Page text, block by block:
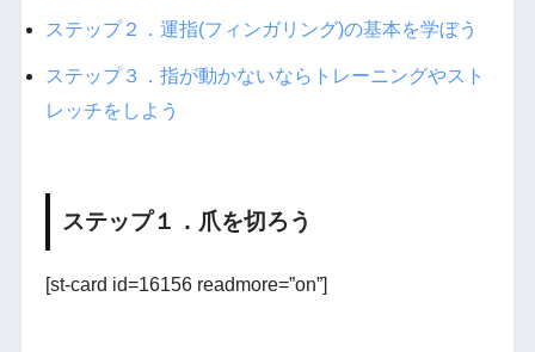
ステップ２．運指(フィンガリング)の基本を学ぼう
ステップ３．指が動かないならトレーニングやスト
レッチをしよう
ステップ１．爪を切ろう
[st-card id=16156 readmore=”on”]